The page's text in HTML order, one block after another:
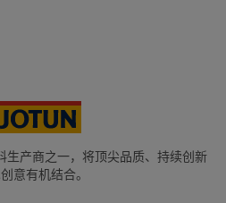
生产商之一，将顶尖品质、持续创新
意有机结合。